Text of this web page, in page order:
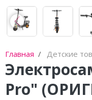
Главная Детские
Pro"